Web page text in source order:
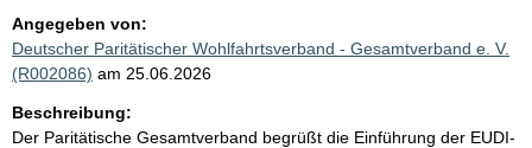
Angegeben von:
Deutscher Paritätischer Wohlfahrtsverband - Gesamtverband e. V.
(R002086) am 25.06.2026
Beschreibung:
Der Paritätische Gesamtverband begrüßt die Einführung der EUDI-